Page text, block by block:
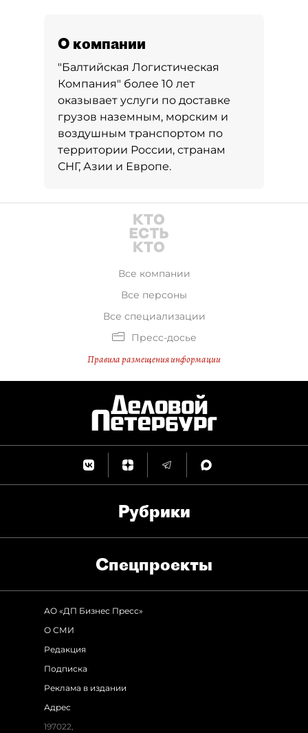
О компании
"Балтийская Логистическая
Компания" более 10 лет
оказывает услуги по доставке
грузов наземным, морским и
воздушным транспортом по
территории России, странам
СНГ, Азии и Европе.
Все компании
Все персоны
Все специализации
Пресс-досье
Правила размещения информации
Рубрики
Спец­проекты
АО «ДП Бизнес Пресс»
О СМИ
Редакция
Подписка
Реклама в издании
Адрес
197022,